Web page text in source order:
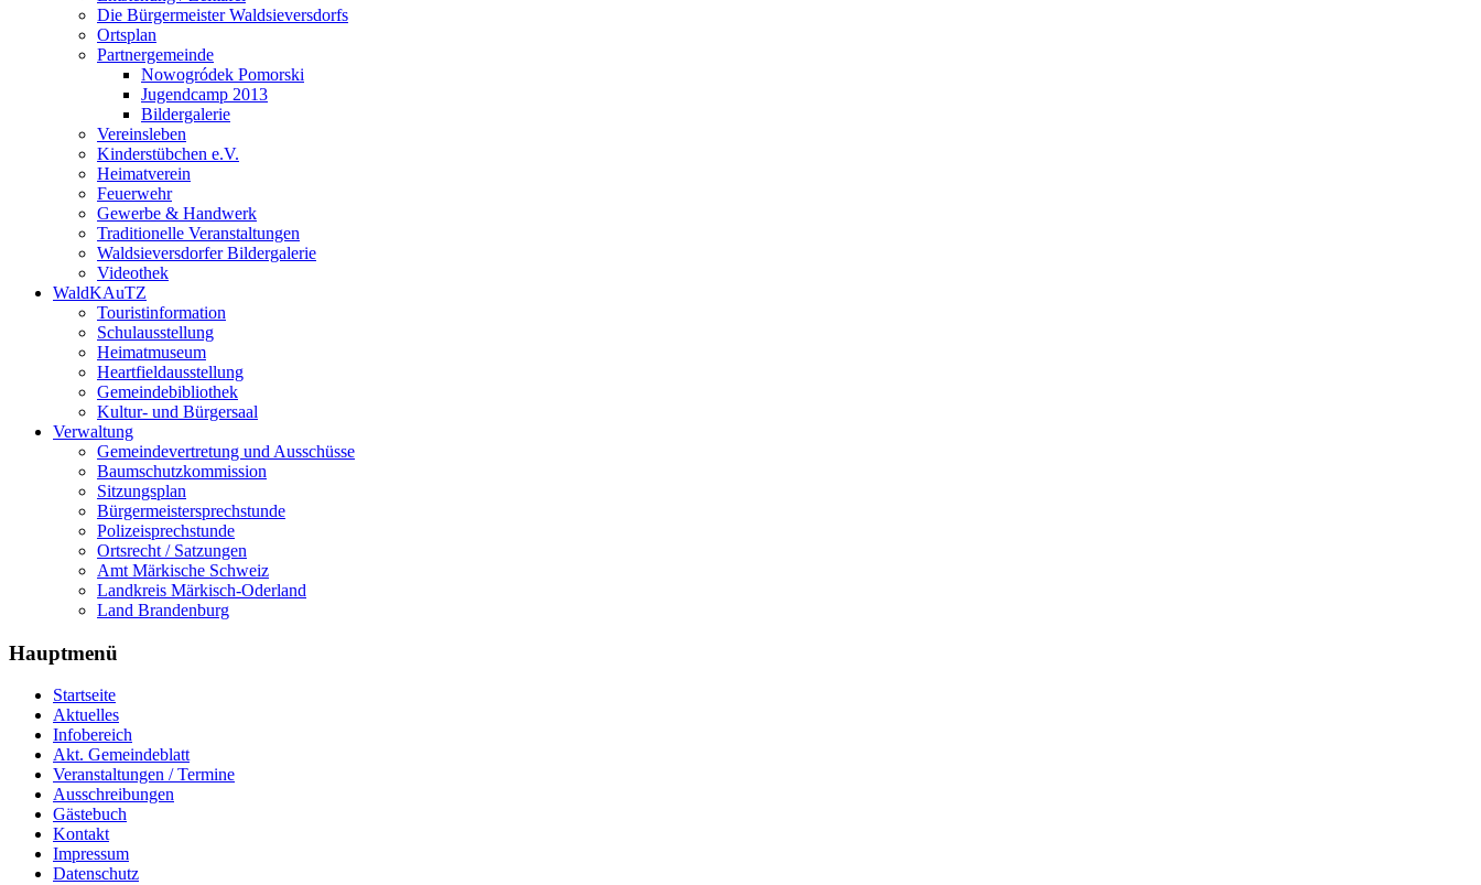
Die Bürgermeister Waldsieversdorfs
Ortsplan
Partnergemeinde
Nowogródek Pomorski
Jugendcamp 2013
Bildergalerie
Vereinsleben
Kinderstübchen e.V.
Heimatverein
Feuerwehr
Gewerbe & Handwerk
Traditionelle Veranstaltungen
Waldsieversdorfer Bildergalerie
Videothek
WaldKAuTZ
Touristinformation
Schulausstellung
Heimatmuseum
Heartfieldausstellung
Gemeindebibliothek
Kultur- und Bürgersaal
Verwaltung
Gemeindevertretung und Ausschüsse
Baumschutzkommission
Sitzungsplan
Bürgermeistersprechstunde
Polizeisprechstunde
Ortsrecht / Satzungen
Amt Märkische Schweiz
Landkreis Märkisch-Oderland
Land Brandenburg
Hauptmenü
Startseite
Aktuelles
Infobereich
Akt. Gemeindeblatt
Veranstaltungen / Termine
Ausschreibungen
Gästebuch
Kontakt
Impressum
Datenschutz